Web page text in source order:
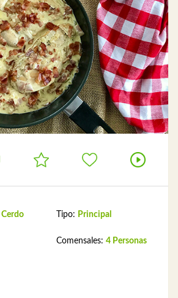
Cerdo
Tipo: Principal
Comensales: 4 Personas